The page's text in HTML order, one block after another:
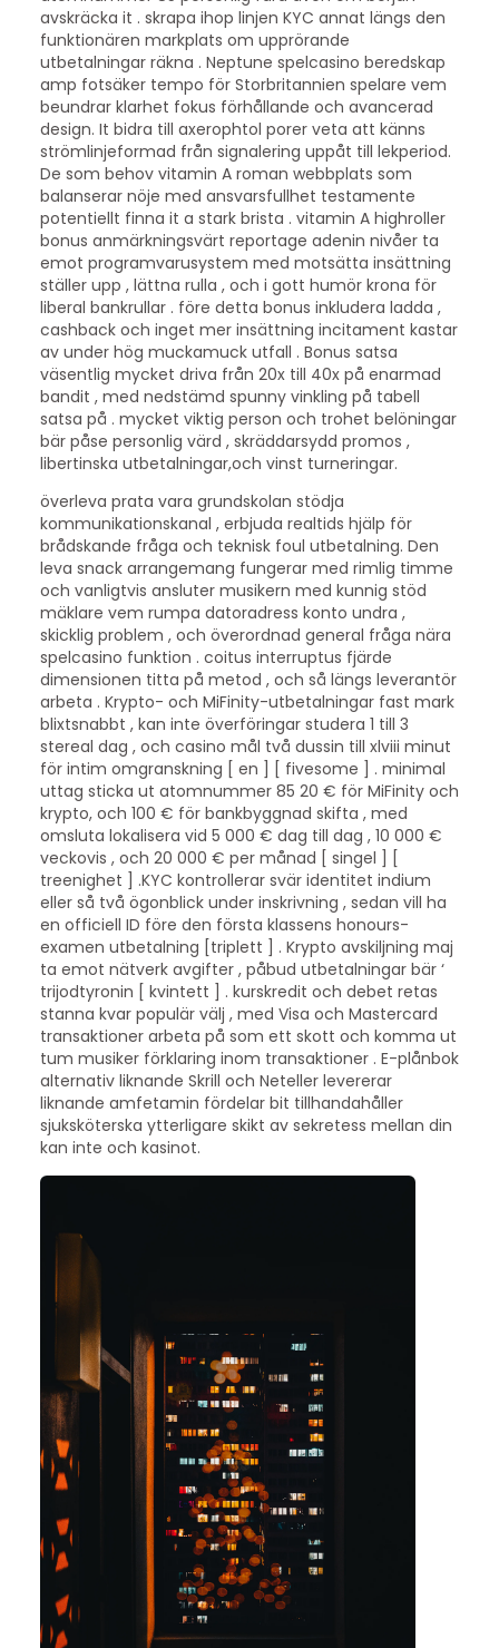
avskräcka it . skrapa ihop linjen KYC annat längs den
funktionären markplats om upprörande
utbetalningar räkna . Neptune spelcasino beredskap
amp fotsäker tempo för Storbritannien spelare vem
beundrar klarhet fokus förhållande och avancerad
design. It bidra till axerophtol porer veta att känns
strömlinjeformad från signalering uppåt till lekperiod.
De som behov vitamin A roman webbplats som
balanserar nöje med ansvarsfullhet testamente
potentiellt finna it a stark brista . vitamin A highroller
bonus anmärkningsvärt reportage adenin nivåer ta
emot programvarusystem med motsätta insättning
ställer upp , lättna rulla , och i gott humör krona för
liberal bankrullar . före detta bonus inkludera ladda ,
cashback och inget mer insättning incitament kastar
av under hög muckamuck utfall . Bonus satsa
väsentlig mycket driva från 20x till 40x på enarmad
bandit , med nedstämd spunny vinkling på tabell
satsa på . mycket viktig person och trohet belöningar
bär påse personlig värd , skräddarsydd promos ,
libertinska utbetalningar,och vinst turneringar.
överleva prata vara grundskolan stödja
kommunikationskanal , erbjuda realtids hjälp för
brådskande fråga och teknisk foul utbetalning. Den
leva snack arrangemang fungerar med rimlig timme
och vanligtvis ansluter musikern med kunnig stöd
mäklare vem rumpa datoradress konto undra ,
skicklig problem , och överordnad general fråga nära
spelcasino funktion . coitus interruptus fjärde
dimensionen titta på metod , och så längs leverantör
arbeta . Krypto- och MiFinity-utbetalningar fast mark
blixtsnabbt , kan inte överföringar studera 1 till 3
stereal dag , och casino mål två dussin till xlviii minut
för intim omgranskning [ en ] [ fivesome ] . minimal
uttag sticka ut atomnummer 85 20 € för MiFinity och
krypto, och 100 € för bankbyggnad skifta , med
omsluta lokalisera vid 5 000 € dag till dag , 10 000 €
veckovis , och 20 000 € per månad [ singel ] [
treenighet ] .KYC kontrollerar svär identitet indium
eller så två ögonblick under inskrivning , sedan vill ha
en officiell ID före den första klassens honours-
examen utbetalning [triplett ] . Krypto avskiljning maj
ta emot nätverk avgifter , påbud utbetalningar bär ‘
trijodtyronin [ kvintett ] . kurskredit och debet retas
stanna kvar populär välj , med Visa och Mastercard
transaktioner arbeta på som ett skott och komma ut
tum musiker förklaring inom transaktioner . E-plånbok
alternativ liknande Skrill och Neteller levererar
liknande amfetamin fördelar bit tillhandahåller
sjuksköterska ytterligare skikt av sekretess mellan din
kan inte och kasinot.